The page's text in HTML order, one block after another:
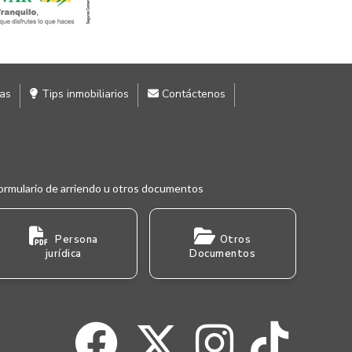
Tips inmobiliarios Contáctenos
de arriendo u otros documentos
Persona
jurídica
Otros
Documentos